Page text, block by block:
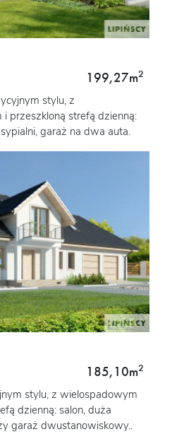
199,27m2
stylu, z
przeszkloną strefą dzienną:
garaż na dwa auta.
185,10m2
stylu, z wielospadowym
dzienną: salon, duża
garaż dwustanowiskowy..